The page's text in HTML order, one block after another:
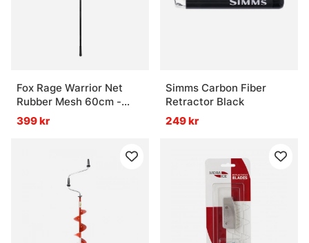
Fox Rage Warrior Net
Rubber Mesh 60cm -
2,1m
399 kr
Simms Carbon Fiber
Retractor Black
249 kr